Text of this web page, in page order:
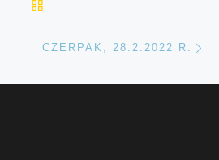
CZERPAK, 28.2.2022 R.